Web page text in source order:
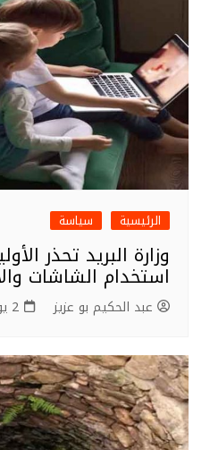
k
الرئيسية سياسة
وزارة البريد تحذر
استخدام الشاشات
عبد الحكيم بو عزيز 2 يونيو 2026